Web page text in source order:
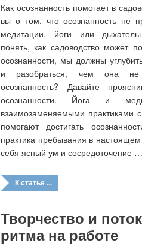
Как осознанность помогает в
вы о том, что осознанность не
медитации, йоги или
понять, как садоводство может
осознанности, мы должны
и разобраться, чем она не
осознанность? Давайте
осознанности. Йога и
взаимозаменяемыми практиками
помогают достигать
практика пребывания в
себя ясный ум и сосредоточение …
К статье ...
Творчество и
ритма на работе